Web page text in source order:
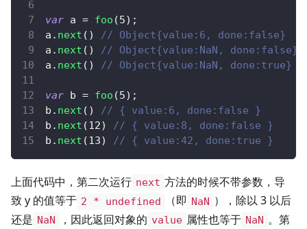
var a = foo (5) ;
a . next ( )
// Object{value:6, done:false}
a . next ( )
// Object{value:NaN, done:false}
a . next ( ) // Object{value:NaN, done:true}
var b = foo (5) ;
b . next ( )
// { value:6, done:false }
b . next (12)
// { value:8, done:false }
b . next (13) // { value:42, done:true }
上面代码中，第二次运行 next 方法的时候不带参数，导
致 y 的值等于 2 * undefined （即 NaN ），除以 3 以后
还是 NaN ，因此返回对象的 value 属性也等于 NaN 。第